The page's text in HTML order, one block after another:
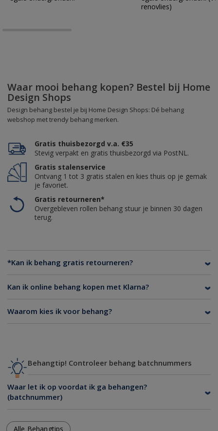
renovlies)
Waar mooi behang kopen? Bestel bij Home
Design Shops
Design behang bestel je bij Home Design Shops: Dé behang
webshop met trendy behang merken.
Gratis thuisbezorgd v.a. €35
Stevig verpakt en gratis thuisbezorgd via PostNL.
Gratis stalenservice
Ontvang 1 tot 3 gratis stalen en kies thuis op je gemak
je favoriet.
Gratis retourneren*
Overgebleven rollen behang stuur je binnen 30 dagen
terug.
*Kan ik behang gratis retourneren?
Kan ik online behang kopen met Klarna?
Waarom kies ik voor behang?
Behangtip! Controleer behang batchnummers
Waar let ik op voordat ik ga behangen?
(batchnummer)
Alle Behangtips